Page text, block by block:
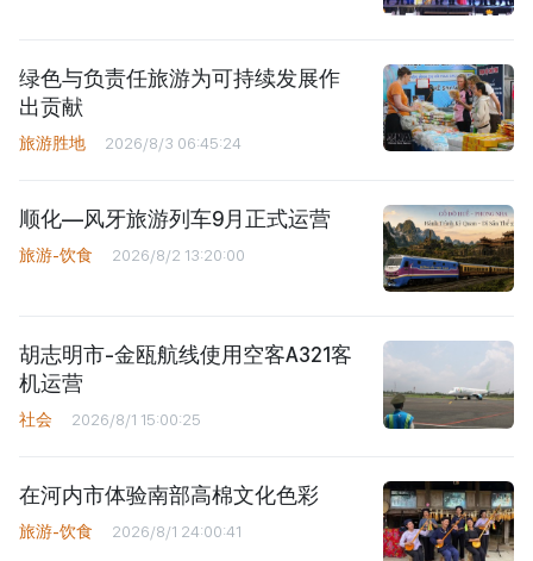
绿色与负责任旅游为可持续发展作
出贡献
旅游胜地 2026/8/3 06:45:24
顺化—风牙旅游列车9月正式运营
旅游-饮食 2026/8/2 13:20:00
胡志明市-金瓯航线使用空客A321客
机运营
社会 2026/8/1 15:00:25
在河内市体验南部高棉文化色彩
旅游-饮食 2026/8/1 24:00:41